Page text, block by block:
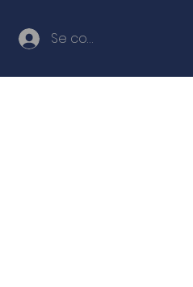
Se connecter